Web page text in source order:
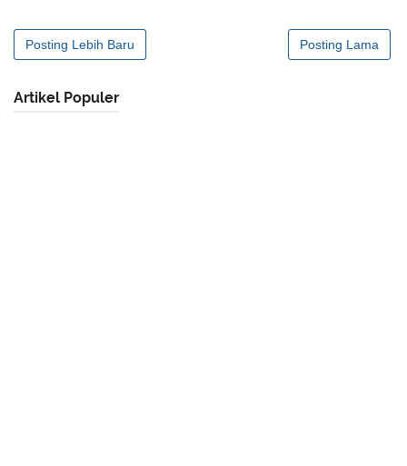
Posting Lebih Baru Posting Lama
Artikel Populer